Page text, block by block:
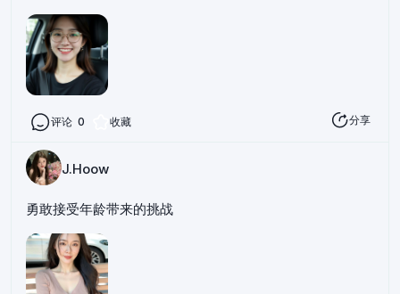
评论 0 收藏 分享
J.Hoow
勇敢接受年龄带来的挑战